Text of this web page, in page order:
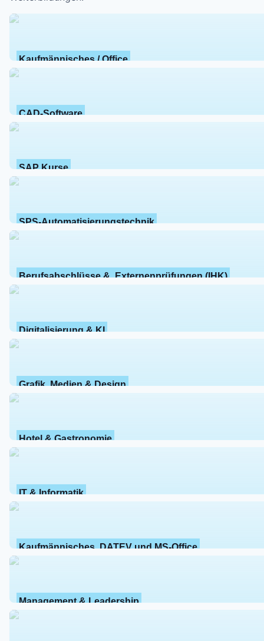
Kaufmännisches / Office
CAD-Software
SAP Kurse
SPS-Automatisierungstechnik
Berufsabschlüsse &  Externenprüfungen (IHK)
Digitalisierung & KI
Grafik, Medien & Design
Hotel & Gastronomie
IT & Informatik
Kaufmännisches, DATEV und MS-Office
Management & Leadership